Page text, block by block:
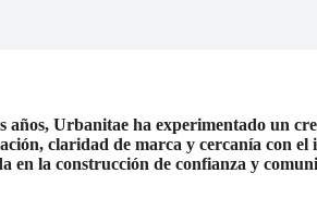
años, Urbanitae ha experimentado un
claridad de marca y cercanía con
en la construcción de confianza y